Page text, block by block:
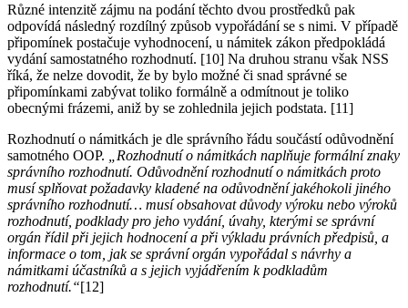
Různé intenzitě zájmu na podání těchto dvou prostředků pak
odpovídá následný rozdílný způsob vypořádání se s nimi. V případě
připomínek postačuje vyhodnocení, u námitek zákon předpokládá
vydání samostatného rozhodnutí. [10] Na druhou stranu však NSS
říká, že nelze dovodit, že by bylo možné či snad správné se
připomínkami zabývat toliko formálně a odmítnout je toliko
obecnými frázemi, aniž by se zohlednila jejich podstata. [11]
Rozhodnutí o námitkách je dle správního řádu součástí odůvodnění
samotného OOP.
„Rozhodnutí o námitkách naplňuje formální znaky
správního rozhodnutí. Odůvodnění rozhodnutí o námitkách proto
musí splňovat požadavky kladené na odůvodnění jakéhokoli jiného
správního rozhodnutí… musí obsahovat důvody výroku nebo výroků
rozhodnutí, podklady pro jeho vydání, úvahy, kterými se správní
orgán řídil při jejich hodnocení a při výkladu právních předpisů, a
informace o tom, jak se správní orgán vypořádal s návrhy a
námitkami účastníků a s jejich vyjádřením k podkladům
rozhodnutí.“[12]